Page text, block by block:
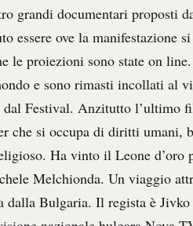
grandi documentari proposti
essere ove la manifestazione si
le proiezioni sono state on
e sono rimasti incollati al
Festival. Anzitutto l’ultimo
che si occupa di diritti umani,
Ha vinto il Leone d’oro
Melchionda. Un viaggio
dalla Bulgaria. Il regista è Jivko